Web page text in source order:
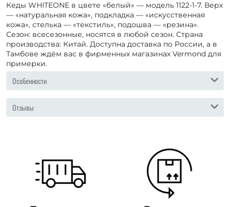
Кеды WHITEONE в цвете «белый» — модель 1122-1-7. Верх
— «натуральная кожа», подкладка — «искусственная
кожа», стелька — «текстиль», подошва — «резина».
Сезон: всесезонные, носятся в любой сезон. Страна
производства: Китай. Доступна доставка по России, а в
Тамбове ждём вас в фирменных магазинах Vermond для
примерки.
Особенности
Отзывы